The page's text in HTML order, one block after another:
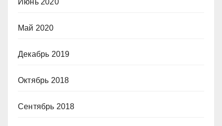
Май 2020
Декабрь 2019
Октябрь 2018
Сентябрь 2018